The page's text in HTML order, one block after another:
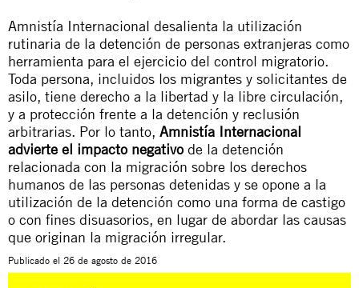
Amnistía Internacional desalienta la utilización
rutinaria de la detención de personas extranjeras como
herramienta para el ejercicio del control migratorio.
Toda persona, incluidos los migrantes y solicitantes de
asilo, tiene derecho a la libertad y la libre circulación,
y a protección frente a la detención y reclusión
arbitrarias. Por lo tanto, Amnistía Internacional
advierte el impacto negativo de la detención
relacionada con la migración sobre los derechos
humanos de las personas detenidas y se opone a la
utilización de la detención como una forma de castigo
o con fines disuasorios, en lugar de abordar las causas
que originan la migración irregular.
Publicado el 26 de agosto de 2016